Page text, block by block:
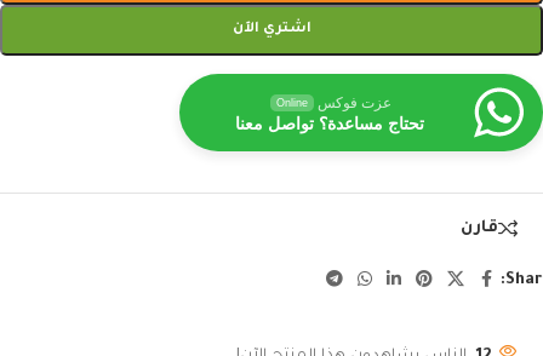
اشتري الآن
عزت فوكس Online
تحتاج مساعدة؟ تواصل معنا
قارن